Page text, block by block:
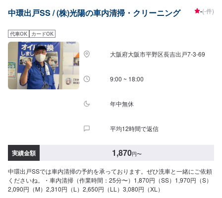
中環出戸SS / (株)光陽の車内清掃・クリーニング -(-件)
代車OK カードOK
大阪府大阪市平野区長吉出戸7-3-69
9:00 ~ 18:00
年中無休
平均12時間で返信
実績金額 1,870円〜
中環出戸SSでは車内清掃の予約を承っております。ぜひ洗車と一緒にご依頼
くださいね。・車内清掃（作業時間：25分〜）1,870円（SS）1,970円（S）
2,090円（M）2,310円（L）2,650円（LL）3,080円（XL）